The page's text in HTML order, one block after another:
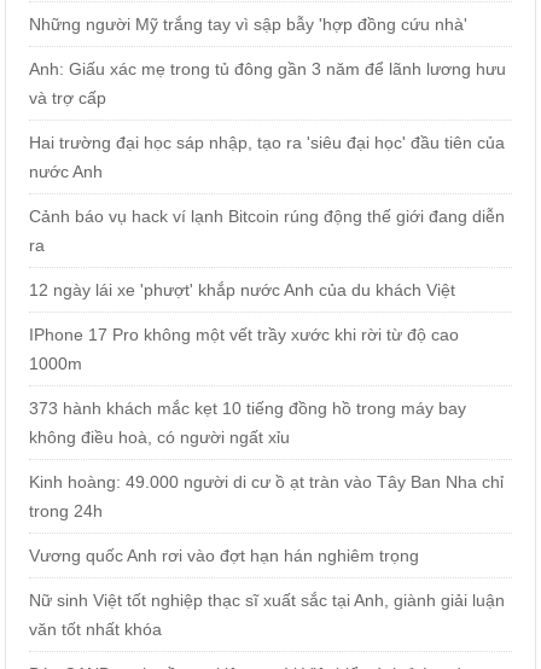
Những người Mỹ trắng tay vì sập bẫy 'hợp đồng cứu nhà'
Anh: Giấu xác mẹ trong tủ đông gần 3 năm để lãnh lương hưu
và trợ cấp
Hai trường đại học sáp nhập, tạo ra 'siêu đại học' đầu tiên của
nước Anh
Cảnh báo vụ hack ví lạnh Bitcoin rúng động thế giới đang diễn
ra
12 ngày lái xe 'phượt' khắp nước Anh của du khách Việt
IPhone 17 Pro không một vết trầy xước khi rời từ độ cao
1000m
373 hành khách mắc kẹt 10 tiếng đồng hồ trong máy bay
không điều hoà, có người ngất xỉu
Kinh hoàng: 49.000 người di cư ồ ạt tràn vào Tây Ban Nha chỉ
trong 24h
Vương quốc Anh rơi vào đợt hạn hán nghiêm trọng
Nữ sinh Việt tốt nghiệp thạc sĩ xuất sắc tại Anh, giành giải luận
văn tốt nhất khóa